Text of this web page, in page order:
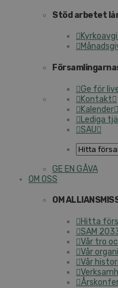
Stöd arbetet
Ge för
Kontakt
Kalender
Lediga
SAU
GE EN GÅVA
OM OSS
OM
Hitta
SAM
Vår tro
Vår
Vår